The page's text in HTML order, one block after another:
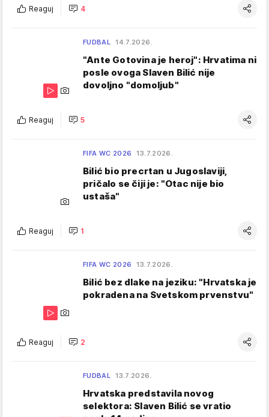
Reaguj 4
FUDBAL 14.7.2026.
"Ante Gotovina je heroj": Hrvatima ni
posle ovoga Slaven Bilić nije
dovoljno "domoljub"
Reaguj 5
FIFA WC 2026 13.7.2026.
Bilić bio precrtan u Jugoslaviji,
pričalo se čiji je: "Otac nije bio
ustaša"
Reaguj 1
FIFA WC 2026 13.7.2026.
Bilić bez dlake na jeziku: "Hrvatska je
pokradena na Svetskom prvenstvu"
Reaguj 2
FUDBAL 13.7.2026.
Hrvatska predstavila novog
selektora: Slaven Bilić se vratio